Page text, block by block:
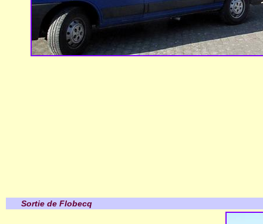
Sortie de Flobecq